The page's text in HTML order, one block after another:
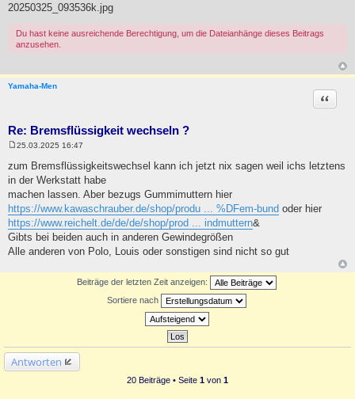
20250325_093536k.jpg
Du hast keine ausreichende Berechtigung, um die Dateianhänge dieses Beitrags
anzusehen.
Yamaha-Men
Re: Bremsflüssigkeit wechseln ?
Zitat
i
a
g
25.03.2025 16:47
zum Bremsflüssigkeitswechsel kann ich jetzt nix sagen weil ichs letztens
in der Werkstatt habe
machen lassen. Aber bezugs Gummimuttern hier
https://www.kawaschrauber.de/shop/produ ... %DFem-bund oder hier
https://www.reichelt.de/de/de/shop/prod ... indmuttern&
Gibts bei beiden auch in anderen Gewindegrößen
Alle anderen von Polo, Louis oder sonstigen sind nicht so gut
Beiträge der letzten Zeit anzeigen:
Sortiere nach
Antworten
20 Beiträge • Seite 1 von 1